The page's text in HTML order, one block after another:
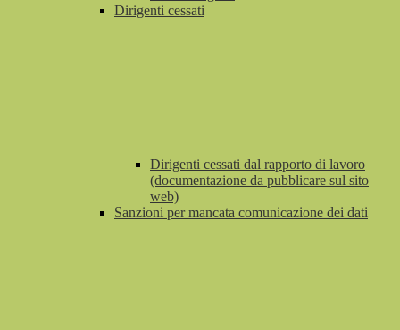
Dirigenti cessati
Dirigenti cessati dal rapporto di lavoro
(documentazione da pubblicare sul sito
web)
Sanzioni per mancata comunicazione dei dati